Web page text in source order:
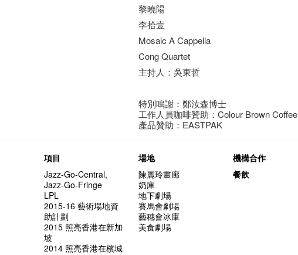
黎曉陽
李拾壹
Mosaic A Cappella
Cong Quartet
主持人：吳東哲
特別鳴謝：鄭汝森博士
工作人員咖啡贊助：Colour Brown Coffee
產品贊助：EASTPAK
項目
Jazz-Go-Central,
Jazz-Go-Fringe
LPL
2015-16 藝術場地資
助計劃
2015 照亮香港在新加
坡
2014 照亮香港在檳城
場地
陳麗玲畫廊
奶庫
地下劇場
賽馬會劇場
藝穗會冰庫
美食劇場
機構合作
餐飲